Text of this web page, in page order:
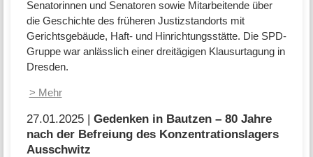
Senatorinnen und Senatoren sowie Mitarbeitende über
die Geschichte des früheren Justizstandorts mit
Gerichtsgebäude, Haft- und Hinrichtungsstätte. Die SPD-
Gruppe war anlässlich einer dreitägigen Klausurtagung in
Dresden.
> Mehr
27.01.2025 | Gedenken in Bautzen – 80 Jahre
nach der Befreiung des Konzentrationslagers
Ausschwitz